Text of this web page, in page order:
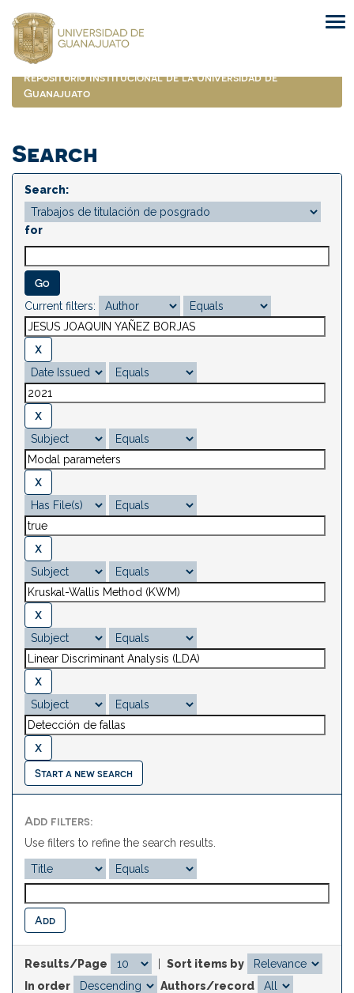
navigation
Repositorio Institucional de la Universidad de
Guanajuato
Search
Search:
for
Current filters:
Start a new search
Add filters:
Use filters to refine the search results.
Results/Page
Sort items by
In order
Authors/record